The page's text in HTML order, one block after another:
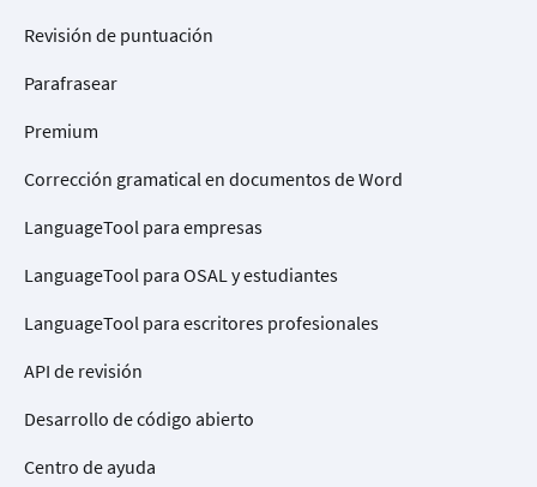
Revisión de puntuación
Parafrasear
Premium
Corrección gramatical en documentos de Word
LanguageTool para empresas
LanguageTool para OSAL y estudiantes
LanguageTool para escritores profesionales
API de revisión
Desarrollo de código abierto
Centro de ayuda